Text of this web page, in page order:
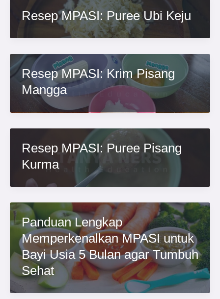
Resep MPASI: Puree Ubi Keju
Resep MPASI: Krim Pisang
Mangga
Resep MPASI: Puree Pisang
Kurma
Panduan Lengkap
Memperkenalkan MPASI untuk
Bayi Usia 5 Bulan agar Tumbuh
Sehat